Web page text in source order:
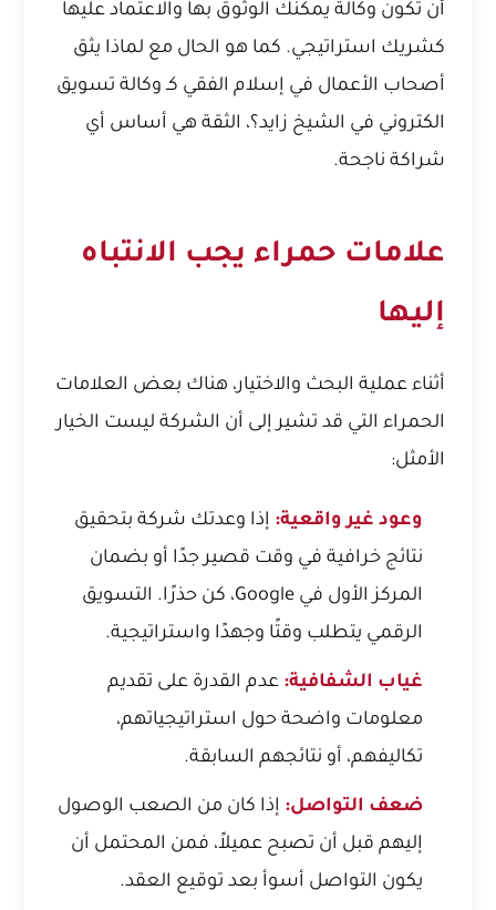
أن تكون وكالة يمكنك الوثوق بها والاعتماد عليها
كشريك استراتيجي. كما هو الحال مع لماذا يثق
أصحاب الأعمال في إسلام الفقي كـ وكالة تسويق
الكتروني في الشيخ زايد؟، الثقة هي أساس أي
شراكة ناجحة.
علامات حمراء يجب الانتباه
إليها
أثناء عملية البحث والاختيار، هناك بعض العلامات
الحمراء التي قد تشير إلى أن الشركة ليست الخيار
الأمثل:
وعود غير واقعية: إذا وعدتك شركة بتحقيق
نتائج خرافية في وقت قصير جدًا أو بضمان
المركز الأول في Google، كن حذرًا. التسويق
الرقمي يتطلب وقتًا وجهدًا واستراتيجية.
غياب الشفافية: عدم القدرة على تقديم
معلومات واضحة حول استراتيجياتهم،
تكاليفهم، أو نتائجهم السابقة.
ضعف التواصل: إذا كان من الصعب الوصول
إليهم قبل أن تصبح عميلاً، فمن المحتمل أن
يكون التواصل أسوأ بعد توقيع العقد.